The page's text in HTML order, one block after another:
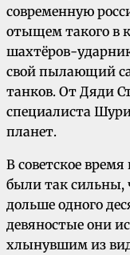
современную
отыщем такого в
шахтёров-
свой пылающий
танков. От Дяди
специалиста
планет.
В советское
были так сильны,
дольше одного
девяностые они
хлынувшим из